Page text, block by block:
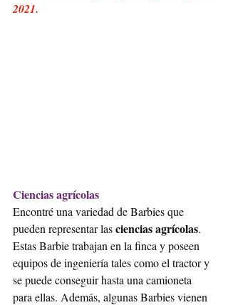
2021.
Ciencias agrícolas
Encontré una variedad de Barbies que
pueden representar las ciencias agrícolas.
Estas Barbie trabajan en la finca y poseen
equipos de ingeniería tales como el tractor y
se puede conseguir hasta una camioneta
para ellas. Además, algunas Barbies vienen